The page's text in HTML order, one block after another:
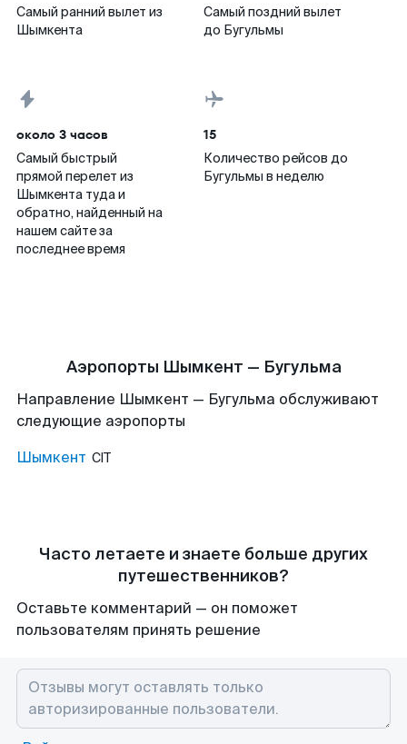
Самый ранний вылет из
Шымкента
Самый поздний вылет
до Бугульмы
около 3 часов
Самый быстрый
прямой перелет из
Шымкента туда и
обратно, найденный на
нашем сайте за
последнее время
15
Количество рейсов до
Бугульмы в неделю
Аэропорты Шымкент — Бугульма
Направление Шымкент — Бугульма обслуживают
следующие аэропорты
Шымкент CIT
Часто летаете и знаете больше других
путешественников?
Оставьте комментарий — он поможет
пользователям принять решение